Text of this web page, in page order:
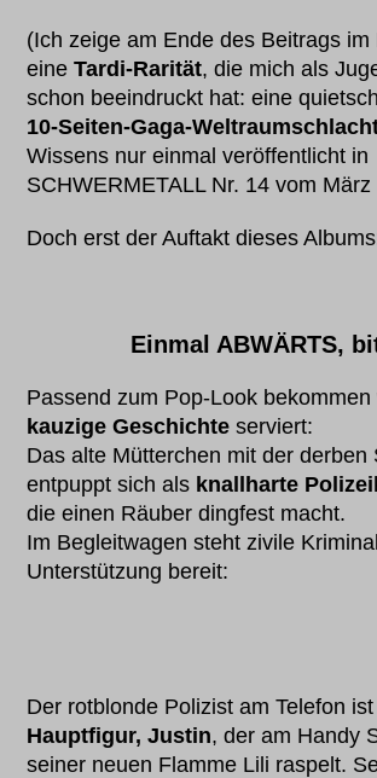
(Ich zeige am Ende des Beitrags im
eineTardi-Rarität, die mich als
schon beeindruckt hat: eine
10-Seiten-Gaga-
Wissens nur einmal veröffentlicht in
SCHWERMETALL Nr. 14 vom März
Doch erst der Auftakt dieses
Einmal ABWÄRTS,
Passend zum Pop-Look bekommen
kauzige Geschichte serviert:
Das alte Mütterchen mit der derben
entpuppt sich als knallharte
die einen Räuber dingfest macht.
Im Begleitwagen steht zivile
Unterstützung bereit:
Der rotblonde Polizist am Telefon
Hauptfigur, Justin, der am Handy
seiner neuen Flamme Lili raspelt.